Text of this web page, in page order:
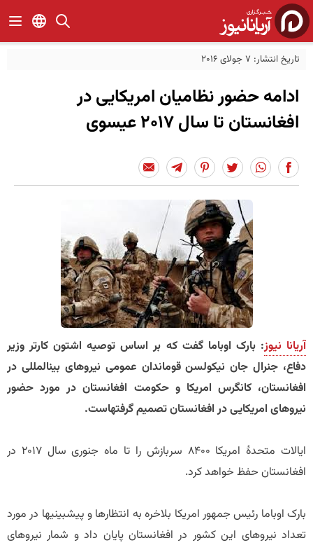
تاریخ انتشار: 7 جولای 2016
ادامه حضور نظامیان امریکایی در
افغانستان تا سال ۲۰۱۷ عیسوی
آریانا نیوز: بارک اوباما گفت که بر اساس توصیه اشتون کارتر وزیر
دفاع، جنرال جان نیکولسن قوماندان عمومی نیروهای بین‎المللی در
افغانستان، کانگرس امریکا و حکومت افغانستان در مورد حضور
نیروهای امریکایی در افغانستان تصمیم گرفته‎است.
ایالات متحدۀ امریکا ۸۴۰۰ سربازش را تا ماه جنوری سال ۲۰۱۷ در
افغانستان حفظ خواهد کرد.
بارک اوباما رئیس جمهور امریکا بلاخره به انتظارها و پیشبینی‎ها در مورد
تعداد نیروهای این کشور در افغانستان پایان داد و شمار نیروهای